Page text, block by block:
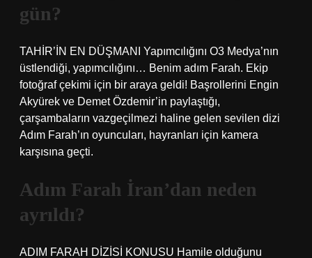
gün?
TAHİR’İN EN DÜŞMANI Yapımcılığını O3 Medya’nın
üstlendiği, yapımcılığını… Benim adım Farah. Ekip
fotoğraf çekimi için bir araya geldi! Başrollerini Engin
Akyürek ve Demet Özdemir’in paylaştığı,
çarşambaların vazgeçilmezi haline gelen sevilen dizi
Adım Farah’ın oyuncuları, hayranları için kamera
karşısına geçti.
Adım Farah İran’dan neden
ayrıldı?
ADIM FARAH DİZİSİ KONUSU Hamile olduğunu